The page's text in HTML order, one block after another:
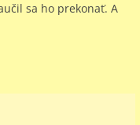
sa ho prekonať. A